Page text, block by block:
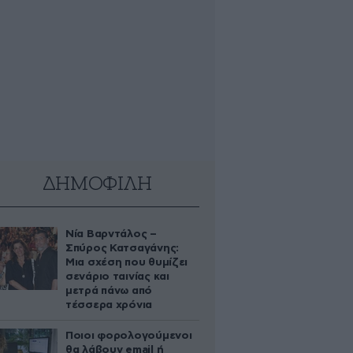
ΔΗΜΟΦΙΛΗ
Νία Βαρντάλος –
Σπύρος Κατσαγάνης:
Μια σχέση που θυμίζει
σενάριο ταινίας και
μετρά πάνω από
τέσσερα χρόνια
Ποιοι φορολογούμενοι
θα λάβουν email ή